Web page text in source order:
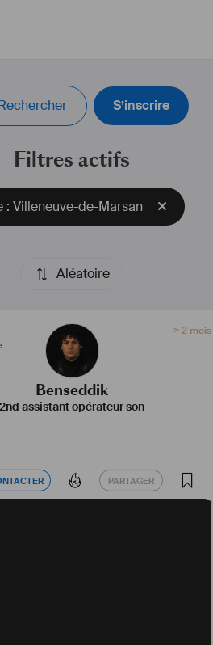
Rechercher S’inscrire
Filtres actifs
: Villeneuve-de-Marsan
Aléatoire
> 2 mois
Benseddik
2nd assistant opérateur son
PARTAGER
PARTAGER